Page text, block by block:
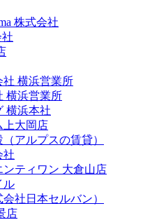
株式会社
社 横浜営業所
横浜営業所
横浜本社
上大岡店
アルプスの賃貸）
社
ティワン 大倉山店
ル
社日本セルバン）
店